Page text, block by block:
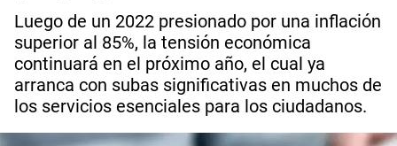
Luego de un 2022 presionado por una inflación
superior al 85%, la tensión económica
continuará en el próximo año, el cual ya
arranca con subas significativas en muchos de
los servicios esenciales para los ciudadanos.